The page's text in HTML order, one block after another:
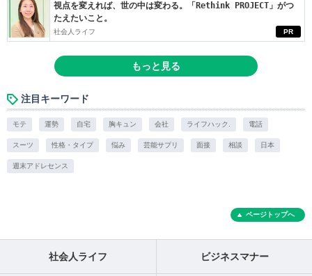
PR
視点を変えれば、世の中は変わる。「Rethink PROJECT」がつ
たえたいこと。
社会人ライフ
もっと見る
注目キーワード
モテ 運勢 自宅 胸キュン 会社 ライフハック. 電話
スーツ 性格・タイプ 悩み 芸能サプリ 面接 相談 日本
週末アドレセンス
ページトップへ
社会人ライフ ビジネスマナー